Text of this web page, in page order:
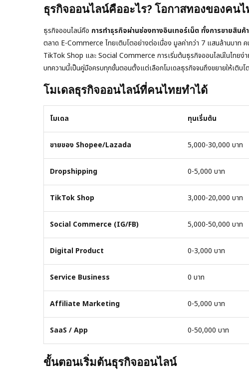
ธุรกิจออนไลน์คืออะไร? โอกาสทองของคน
ธุรกิจออนไลน์คือ การทำธุรกิจผ่านช่องทางอินเทอร์เน็ต ทั้งการขายสิน
ตลาด E-Commerce ไทยเติบโตอย่างต่อเนื่อง มูลค่ากว่า 7 แสนล้านบาท
TikTok Shop และ Social Commerce การเริ่มต้นธุรกิจออนไลน์ในไทย
บทความนี้เป็นคู่มือครบทุกขั้นตอนตั้งแต่เลือกโมเดลธุรกิจจนถึงขยายให้เติบโต
โมเดลธุรกิจออนไลน์ที่คนไทยทำได้
โมเดล ทุนเริ่มต้น
ขายของ Shopee/Lazada 5,000-30,000 บาท
Dropshipping 0-5,000 บาท
TikTok Shop 3,000-20,000 บาท
Social Commerce (IG/FB) 5,000-50,000 บาท
Digital Product 0-3,000 บาท
Service Business 0 บาท
Affiliate Marketing 0-5,000 บาท
SaaS / App 0-50,000 บาท
ขั้นตอนเริ่มต้นธุรกิจออนไลน์